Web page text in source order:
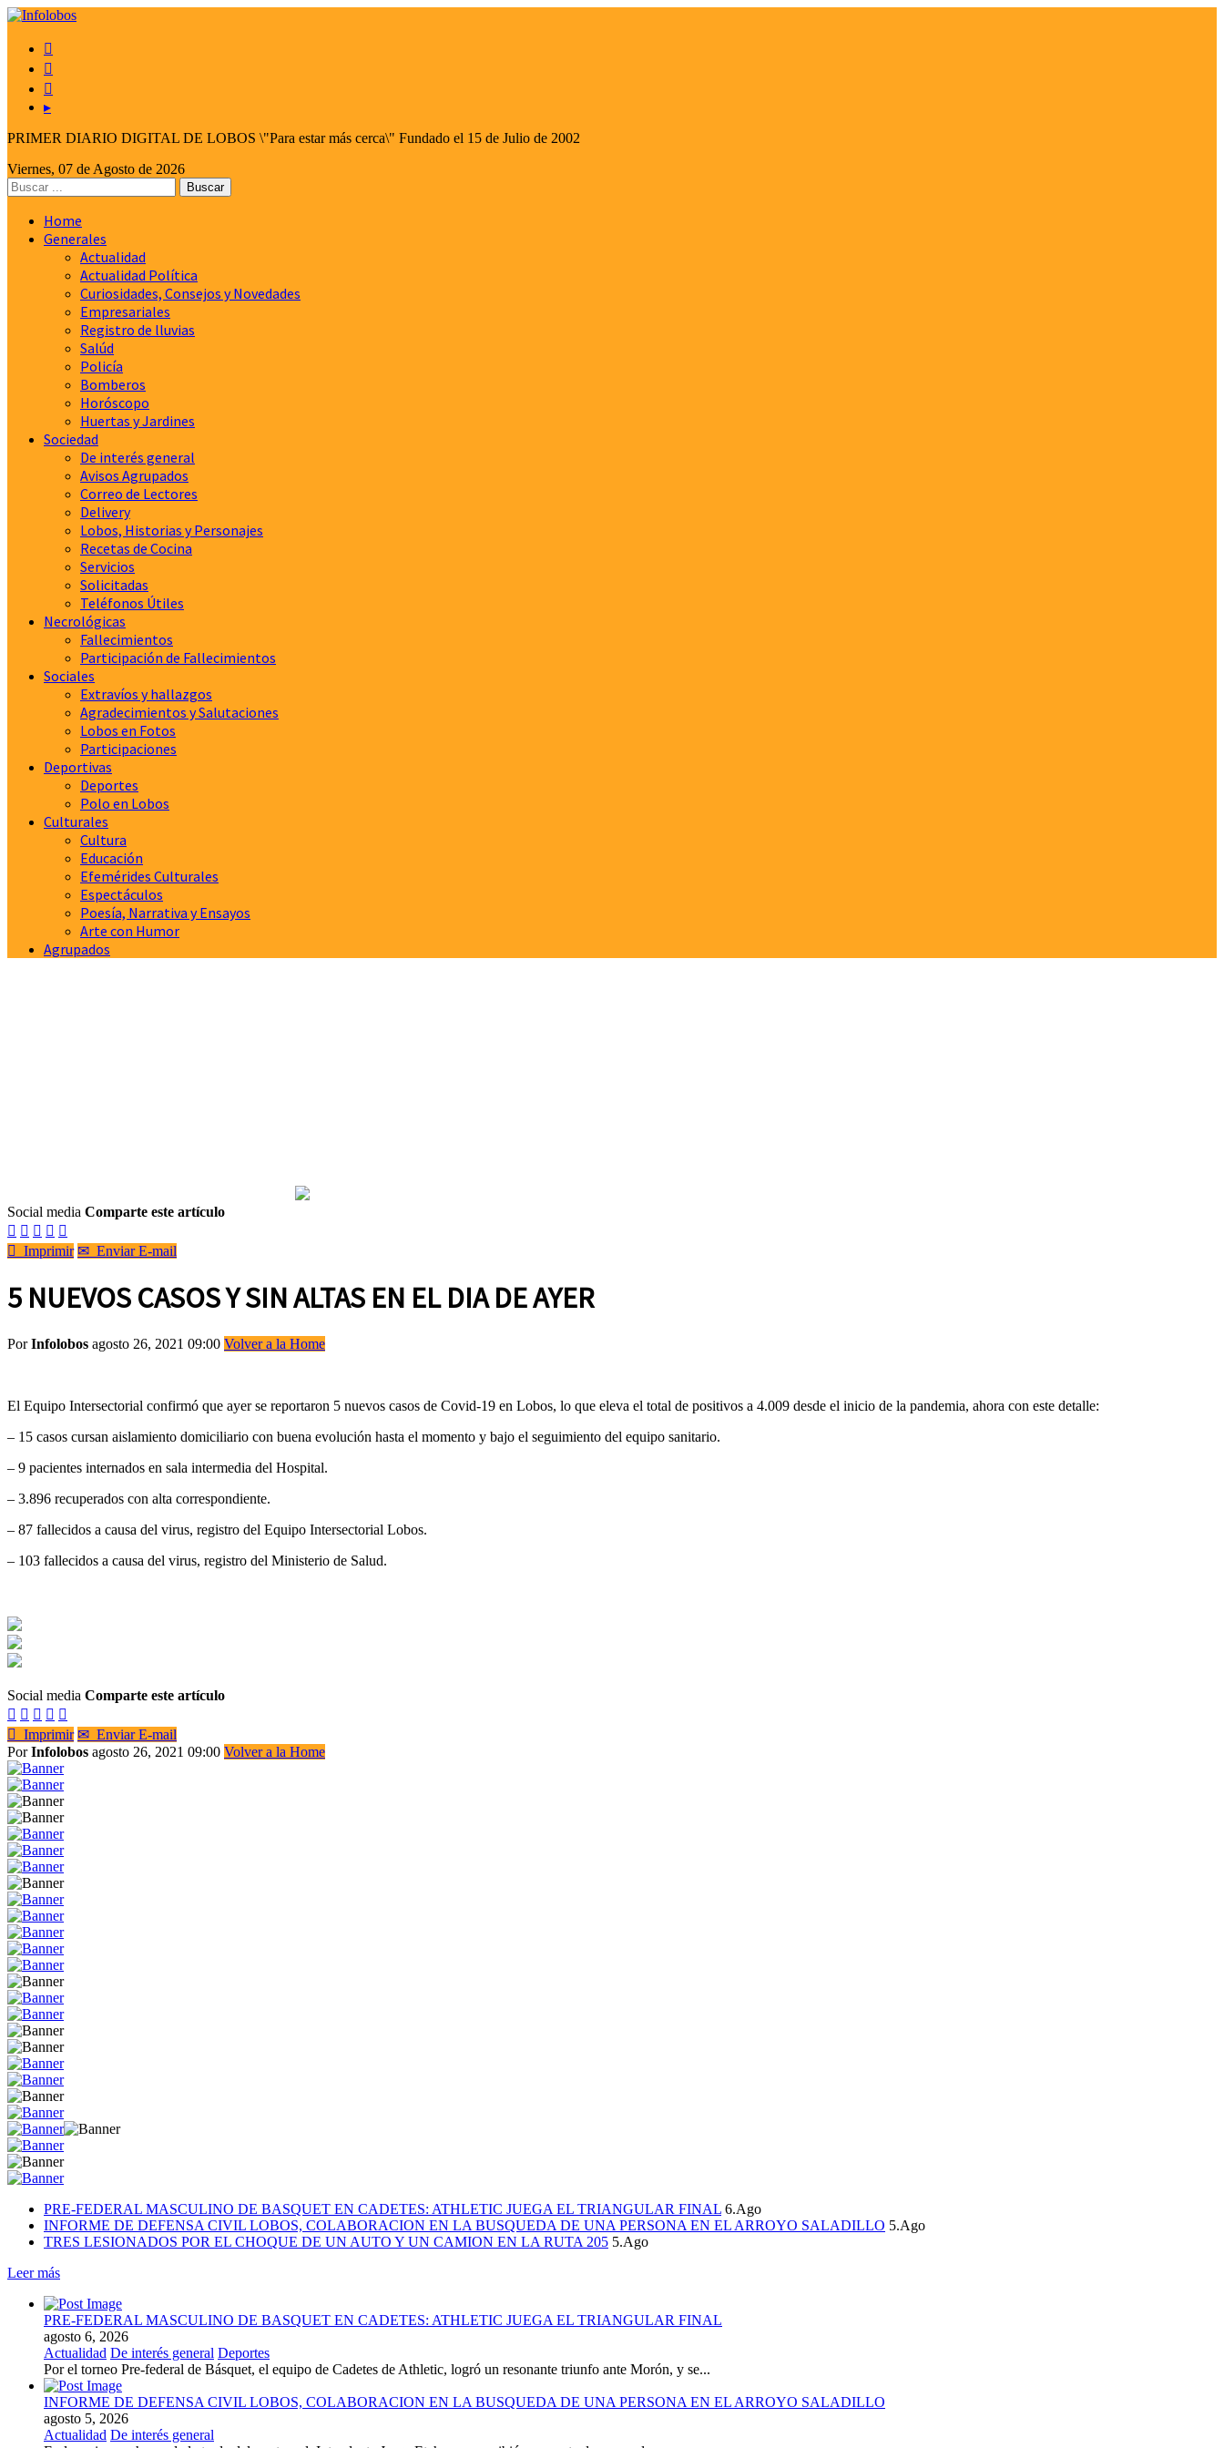



▸
PRIMER DIARIO DIGITAL DE LOBOS \"Para estar más cerca\" Fundado el 15 de Julio de 2002
Viernes, 07 de Agosto de 2026
Home
Generales
Actualidad
Actualidad Política
Curiosidades, Consejos y Novedades
Empresariales
Registro de lluvias
Salúd
Policía
Bomberos
Horóscopo
Huertas y Jardines
Sociedad
De interés general
Avisos Agrupados
Correo de Lectores
Delivery
Lobos, Historias y Personajes
Recetas de Cocina
Servicios
Solicitadas
Teléfonos Útiles
Necrológicas
Fallecimientos
Participación de Fallecimientos
Sociales
Extravíos y hallazgos
Agradecimientos y Salutaciones
Lobos en Fotos
Participaciones
Deportivas
Deportes
Polo en Lobos
Culturales
Cultura
Educación
Efemérides Culturales
Espectáculos
Poesía, Narrativa y Ensayos
Arte con Humor
Agrupados
Social media Comparte este artículo
    
 Imprimir ✉ Enviar E-mail
5 NUEVOS CASOS Y SIN ALTAS EN EL DIA DE AYER
PorInfolobos agosto 26, 2021 09:00 Volver a la Home
El Equipo Intersectorial confirmó que ayer se reportaron 5 nuevos casos de Covid-19 en Lobos, lo que eleva el total de positivos a 4.009 desde el inicio de la pandemia, ahora con este detalle:
– 15 casos cursan aislamiento domiciliario con buena evolución hasta el momento y bajo el seguimiento del equipo sanitario.
– 9 pacientes internados en sala intermedia del Hospital.
– 3.896 recuperados con alta correspondiente.
– 87 fallecidos a causa del virus, registro del Equipo Intersectorial Lobos.
– 103 fallecidos a causa del virus, registro del Ministerio de Salud.
Social media Comparte este artículo
    
 Imprimir ✉ Enviar E-mail
PorInfolobos agosto 26, 2021 09:00 Volver a la Home
PRE-FEDERAL MASCULINO DE BASQUET EN CADETES: ATHLETIC JUEGA EL TRIANGULAR FINAL 6.Ago
INFORME DE DEFENSA CIVIL LOBOS, COLABORACION EN LA BUSQUEDA DE UNA PERSONA EN EL ARROYO SALADILLO 5.Ago
TRES LESIONADOS POR EL CHOQUE DE UN AUTO Y UN CAMION EN LA RUTA 205 5.Ago
Leer más
PRE-FEDERAL MASCULINO DE BASQUET EN CADETES: ATHLETIC JUEGA EL TRIANGULAR FINAL
agosto 6, 2026
Actualidad De interés general Deportes
Por el torneo Pre-federal de Básquet, el equipo de Cadetes de Athletic, logró un resonante triunfo ante Morón, y se...
INFORME DE DEFENSA CIVIL LOBOS, COLABORACION EN LA BUSQUEDA DE UNA PERSONA EN EL ARROYO SALADILLO
agosto 5, 2026
Actualidad De interés general